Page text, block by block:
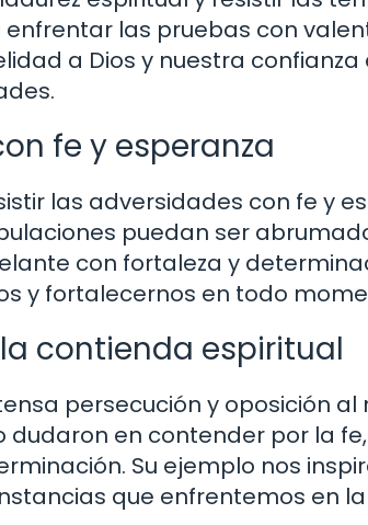
las pruebas con
a Dios y nuestra confianza
fe y esperanza
las adversidades con fe y
puedan ser
con fortaleza y
y fortalecernos en todo
contienda espiritual
persecución y oposición al
dudaron en contender por la
Su ejemplo nos
que enfrentemos en